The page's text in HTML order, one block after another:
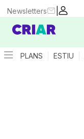
|
Newsletters
PLANS ESTIU